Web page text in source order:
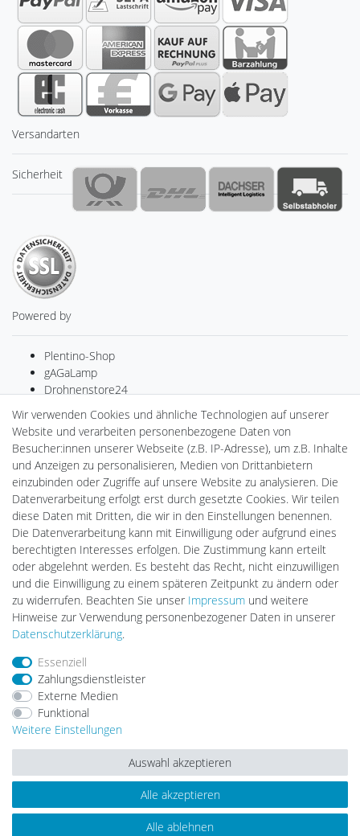
Versandarten
Sicherheit
Powered by
Plentino-Shop
gAGaLamp
Drohnenstore24
Batteriespeicher
PlentiSolar
Gebrauchtlicht
Ledkauf
DEYESOLAR
Lightech Connect
CardanLight Europe
FORTIMO LEDs
LED-RETROSHOP
Wallbox24
Impressum
Barrierefreiheitserklärung
Vertrag widerrufen
© Copyright 2026 | Alle Rechte vorbehalten.
Wir verwenden Cookies und ähnliche Technologien auf unserer
Website und verarbeiten personenbezogene Daten von
Besucher:innen unserer Webseite (z.B. IP-Adresse), um z.B. Inhalte
und Anzeigen zu personalisieren, Medien von Drittanbietern
einzubinden oder Zugriffe auf unsere Website zu analysieren. Die
Datenverarbeitung erfolgt erst durch gesetzte Cookies. Wir teilen
diese Daten mit Dritten, die wir in den Einstellungen benennen.
Die Datenverarbeitung kann mit Einwilligung oder aufgrund eines
berechtigten Interesses erfolgen. Die Zustimmung kann erteilt
oder abgelehnt werden. Es besteht das Recht, nicht einzuwilligen
und die Einwilligung zu einem späteren Zeitpunkt zu ändern oder
zu widerrufen. Beachten Sie unser Impressum und weitere
Hinweise zur Verwendung personenbezogener Daten in unserer
Daten­schutz­erklärung.
Essenziell
Zahlungsdienstleister
Externe Medien
Funktional
Weitere Einstellungen
Alle akzeptieren
Alle ablehnen
Auswahl akzeptieren